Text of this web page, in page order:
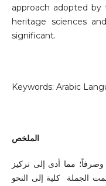
approach adopted
heritage sciences
significant.
Keywords: Arabic
الملخص
وصرفاً؛ مما أدى إلى تركيز
الجملة كلية إلى النحو